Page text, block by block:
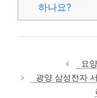
하나요?
요
광양 삼성전자